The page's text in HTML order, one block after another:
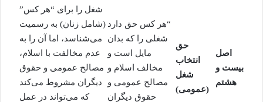
اصل
بیست و
هشتم
حق
انتخاب
شغل
(عمومی)
“هر کس حق دارد
شغلی را که بدان
مایل است و
مخالف اسلام و
مصالح عمومی و
حقوق دیگران
شغل را برای “هر کس”
(شامل زنان) به رسمیت
می‌شناسد، اما آن را به
عدم مخالفت با اسلام،
مصالح عمومی و حقوق
دیگران مشروط می‌کند
که می‌تواند در عمل